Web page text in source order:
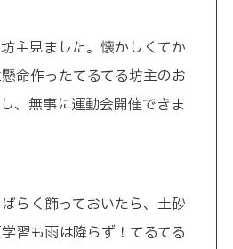
主見ました。懐かしくてか
命作ったてるてる坊主のお
、無事に運動会開催できま
らく飾っておいたら、土砂
習も雨は降らず！てるてる